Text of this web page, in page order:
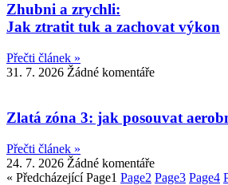
Zhubni a zrychli:
Jak ztratit tuk a zachovat výkon
Přečti článek »
31. 7. 2026 Žádné komentáře
Zlatá zóna 3: jak posouvat
Přečti článek »
24. 7. 2026 Žádné komentáře
« Předcházející Page1 Page2 Page3 Page4